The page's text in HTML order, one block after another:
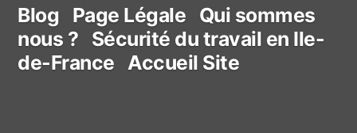
Blog Page Légale Qui sommes
nous ? Sécurité du travail en Ile-
de-France Accueil Site